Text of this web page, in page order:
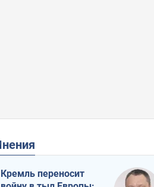
Мнения
Кремль переносит